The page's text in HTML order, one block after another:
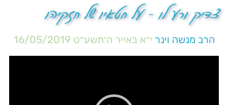
צדיק ורע לו – על חטאיו של חזקיהו
הרב מנשה וינר י״א באייר ה׳תשע״ט 16/05/2019